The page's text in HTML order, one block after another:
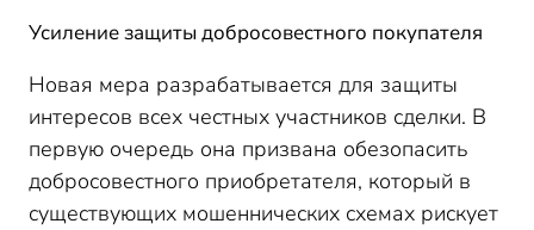
Усиление защиты добросовестного покупателя
Новая мера разрабатывается для защиты
интересов всех честных участников сделки. В
первую очередь она призвана обезопасить
добросовестного приобретателя, который в
существующих мошеннических схемах рискует